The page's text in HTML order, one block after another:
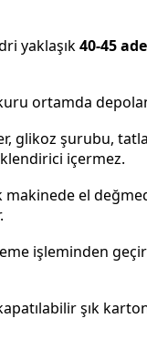
yaklaşık40-45
ortamda
glikoz şurubu,
içermez.
makinede el
işleminden
şık